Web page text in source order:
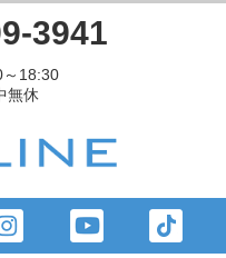
3941
18:30
無休